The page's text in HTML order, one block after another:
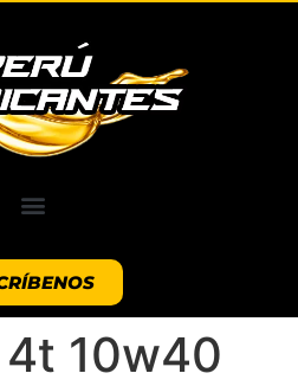
4t 10w40